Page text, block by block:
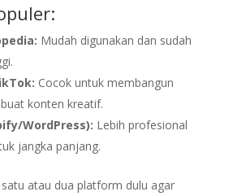
Mudah digunakan dan sudah
Cocok untuk membangun
konten kreatif.
WordPress): Lebih profesional
jangka panjang.
atau dua platform dulu agar